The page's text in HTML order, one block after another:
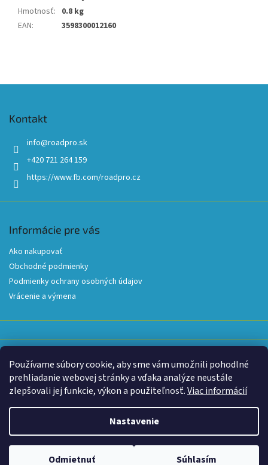
Používame súbory cookie, aby sme vám umožnili pohodlné
prehliadanie webovej stránky a vďaka analýze neustále
zlepšovali jej funkcie, výkon a použiteľnosť.Viac informácií
Nastavenie
Odmietnuť Súhlasím
Z dôvodu extrémnych teplôt je dnes prevádzka skladu obmedzená do
13:30. Zároveň môže dôjsť k oneskoreniu doručenia niektorých
zásielok, pretože niektorí prepravcovia v popoludňajších hodinách z
dôvodu vysokých teplôt obmedzujú alebo prerušujú zvoz a rozvoz.
Hmotnosť: 0.8 kg
EAN: 3598300012160
Kontakt
info@roadpro.sk
+420 721 264 159
https://www.fb.com/roadpro.cz
Informácie pre vás
Ako nakupovať
Obchodné podmienky
Podmienky ochrany osobných údajov
Vrácenie a výmena
Prijímame online platby
Vytvoril Shoptet|šablóna upravenáShop-factory.cz